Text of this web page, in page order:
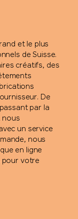
et le plus
de Suisse.
créatifs, des
De
par la
nous
un service
nous
en ligne
pour votre